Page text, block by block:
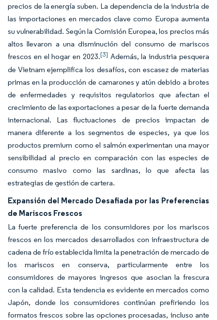
precios de la energía suben. La dependencia de la industria de
las importaciones en mercados clave como Europa aumenta
su vulnerabilidad. Según la Comisión Europea, los precios más
altos llevaron a una disminución del consumo de mariscos
frescos en el hogar en 2023.[3] Además, la industria pesquera
de Vietnam ejemplifica los desafíos, con escasez de materias
primas en la producción de camarones y atún debido a brotes
de enfermedades y requisitos regulatorios que afectan el
crecimiento de las exportaciones a pesar de la fuerte demanda
internacional. Las fluctuaciones de precios impactan de
manera diferente a los segmentos de especies, ya que los
productos premium como el salmón experimentan una mayor
sensibilidad al precio en comparación con las especies de
consumo masivo como las sardinas, lo que afecta las
estrategias de gestión de cartera.
Expansión del Mercado Desafiada por las Preferencias
de Mariscos Frescos
La fuerte preferencia de los consumidores por los mariscos
frescos en los mercados desarrollados con infraestructura de
cadena de frío establecida limita la penetración de mercado de
los mariscos en conserva, particularmente entre los
consumidores de mayores ingresos que asocian la frescura
con la calidad. Esta tendencia es evidente en mercados como
Japón, donde los consumidores continúan prefiriendo los
formatos frescos sobre las opciones procesadas, incluso ante